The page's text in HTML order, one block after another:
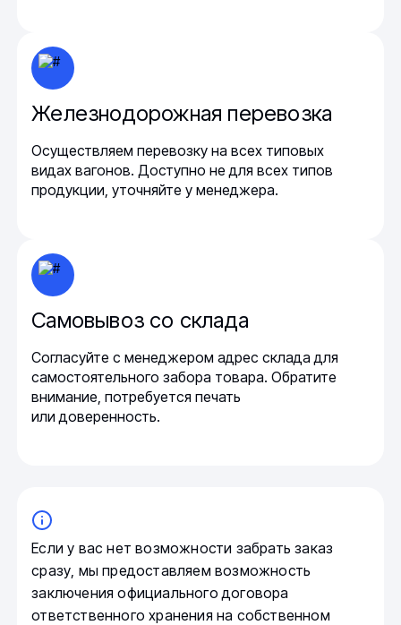
Железнодорожная перевозка
Осуществляем перевозку на всех типовых
видах вагонов. Доступно не для всех типов
продукции, уточняйте у менеджера.
Самовывоз со склада
Согласуйте с менеджером адрес склада для
самостоятельного забора товара. Обратите
внимание, потребуется печать
или доверенность.
Если у вас нет возможности забрать заказ
сразу, мы предоставляем возможность
заключения официального договора
ответственного хранения на собственном